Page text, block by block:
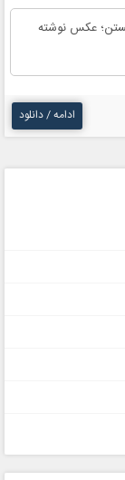
عکس نوشته
ادامه / دانلود